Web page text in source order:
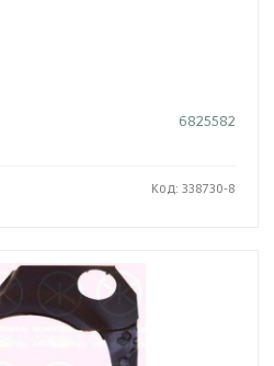
6825582
Код: 338730-8